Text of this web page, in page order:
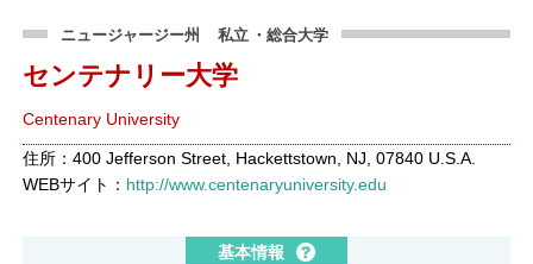
ニュージャージー州 私立 ・総合大学
センテナリー大学
Centenary University
住所：400 Jefferson Street, Hackettstown, NJ, 07840 U.S.A.
WEBサイト： http://www.centenaryuniversity.edu
基本情報